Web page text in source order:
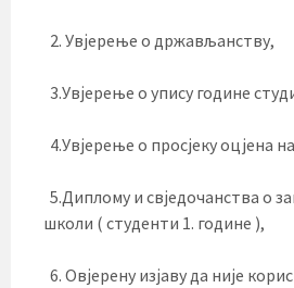
2. Увјерење о држављанству,
3.Увјерење о упису године
4.Увјерење о просјеку оцјена
5.Диплому и свједочанства о
школи ( студенти 1. године ),
6. Овјерену изјаву да није